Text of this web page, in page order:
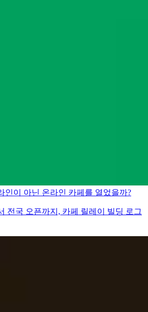
인이 아닌 온라인 카페를 열었을까?
전국 오픈까지, 카페 릴레이 빌딩 로그